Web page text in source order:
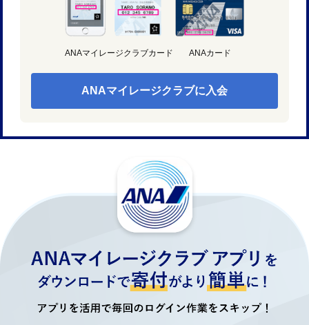
ANAマイレージクラブカード ANAカード
ANAマイレージクラブに入会